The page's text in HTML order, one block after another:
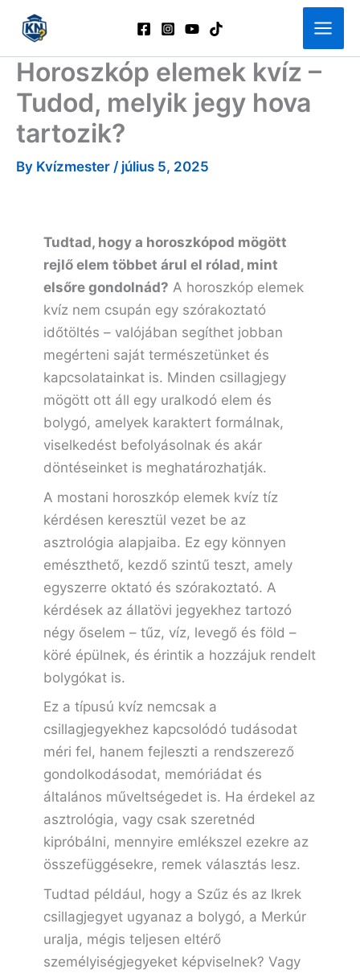
content
Horoszkóp elemek kvíz –
Tudod, melyik jegy hova
tartozik?
By Kvízmester / július 5, 2025
Tudtad, hogy a horoszkópod mögött
rejlő elem többet árul el rólad, mint
elsőre gondolnád? A horoszkóp elemek
kvíz nem csupán egy szórakoztató
időtöltés – valójában segíthet jobban
megérteni saját természetünket és
kapcsolatainkat is. Minden csillagjegy
mögött ott áll egy uralkodó elem és
bolygó, amelyek karaktert formálnak,
viselkedést befolyásolnak és akár
döntéseinket is meghatározhatják.
A mostani horoszkóp elemek kvíz tíz
kérdésen keresztül vezet be az
asztrológia alapjaiba. Ez egy könnyen
emészthető, kezdő szintű teszt, amely
egyszerre oktató és szórakoztató. A
kérdések az állatövi jegyekhez tartozó
négy őselem – tűz, víz, levegő és föld –
köré épülnek, és érintik a hozzájuk rendelt
bolygókat is.
Ez a típusú kvíz nemcsak a
csillagjegyekhez kapcsolódó tudásodat
méri fel, hanem fejleszti a rendszerező
gondolkodásodat, memóriádat és
általános műveltségedet is. Ha érdekel az
asztrológia, vagy csak szeretnéd
kipróbálni, mennyire emlékszel ezekre az
összefüggésekre, remek választás lesz.
Tudtad például, hogy a Szűz és az Ikrek
csillagjegyet ugyanaz a bolygó, a Merkúr
uralja, mégis teljesen eltérő
személyiségjegyeket képviselnek? Vagy